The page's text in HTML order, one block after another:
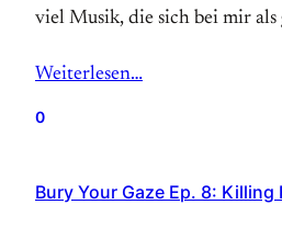
viel Musik, die sich bei mir
Weiterlesen…
0
Bury Your Gaze Ep. 8: Killing